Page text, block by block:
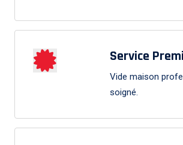
Service
Vide maison
soigné.